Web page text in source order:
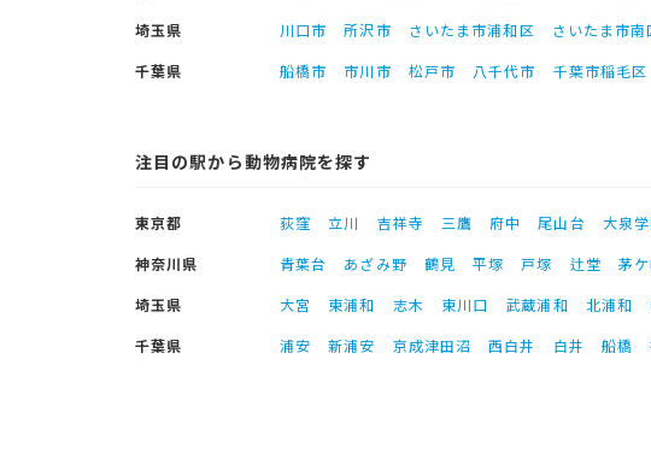
埼玉県
川口市 所沢市 さいたま市浦和区 さいたま市南
千葉県
船橋市 市川市 松戸市 八千代市 千葉市稲毛区
注目の駅から動物病院を探す
東京都 荻窪 立川 吉祥寺 三鷹 府中 尾山台 大泉
神奈川県
青葉台 あざみ野 鶴見 平塚 戸塚 辻堂 茅
埼玉県
大宮 東浦和 志木 東川口 武蔵浦和 北浦和
千葉県
浦安 新浦安 京成津田沼 西白井 白井 船橋